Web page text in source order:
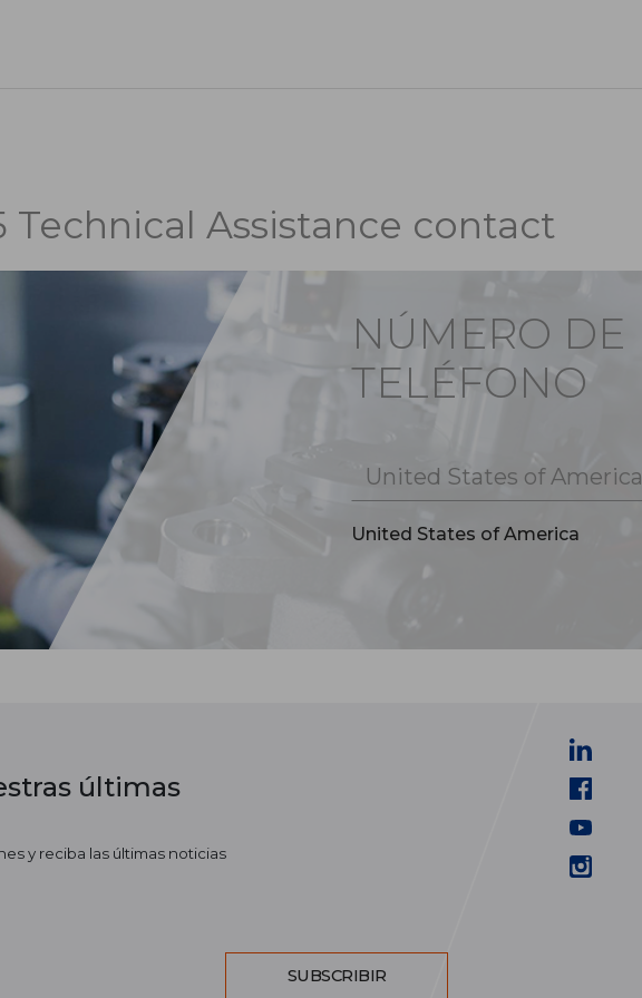
Technical Assistance contact
NÚMERO DE
TELÉFONO
United States of America
United States of America
últimas
y reciba las últimas noticias
SUBSCRIBIR